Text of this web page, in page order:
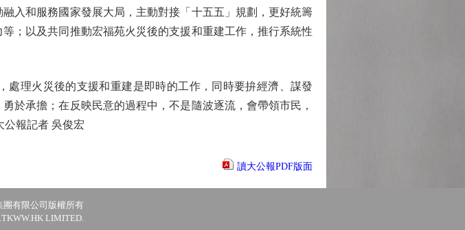
和服務國家發展大局，主動對接「十五五」規劃，更好統籌
；以及共同推動宏福苑火災後的支援和重建工作，推行系統性
理火災後的支援和重建是即時的工作，同時要拚經濟、謀發
於承擔；在反映民意的過程中，不是隨波逐流，會帶領市民，
公報記者 吳俊宏
讀大公報PDF版面
團有限公司版權所有
LIMITED.